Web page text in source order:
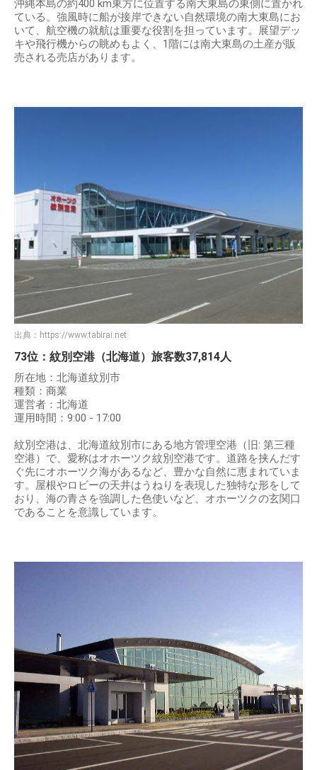
沖縄本島の約400 km東方に位置する南大東島の東側に置かれ
ている。強風時に船が接岸できない自然環境の南大東島にお
いて、航空機の就航は重要な役割を担っています。展望デッ
キや飛行機からの眺めもよく、1階には南大東島の土産が販
売される売店があります。
出典： https://www.tabirai.net
73位：紋別空港（北海道）旅客数37,814人
所在地：北海道紋別市
種類：商業
運営者：北海道
運用時間：9:00 - 17:00
紋別空港は、北海道紋別市にある地方管理空港（旧: 第三種
空港）で、愛称はオホーツク紋別空港です。道路を挟んだす
ぐ先にオホーツク海があるなど、豊かな自然に恵まれていま
す。屋根やロビーの天井はうねりを表現した独特な形をして
おり、海の青さを強調した色使いなど、オホーツクの玄関口
であることを意識しています。